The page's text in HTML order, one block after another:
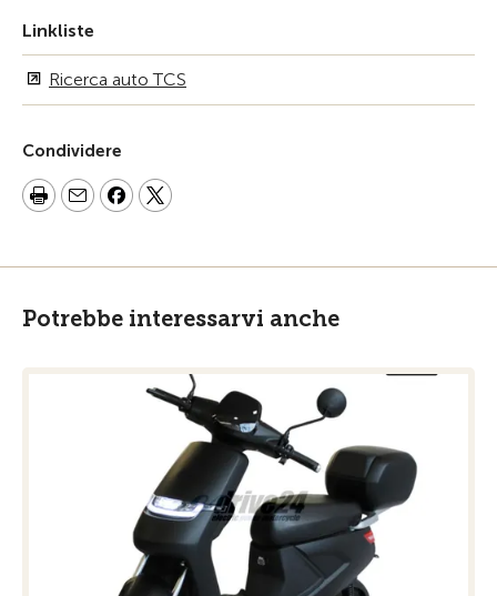
Linkliste
Ricerca auto TCS
Condividere
Potrebbe interessarvi anche